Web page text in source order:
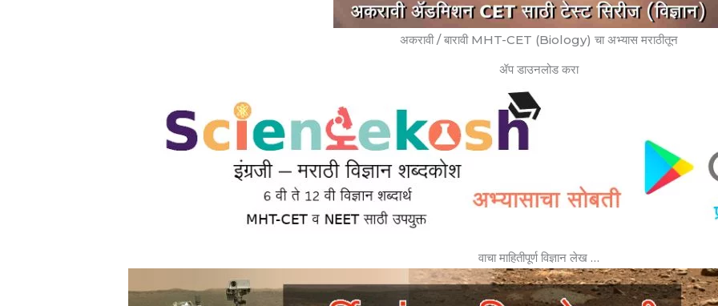
अकरावी / बारावी MHT-CET (Biology) चा अभ्यास मराठीतून
ॲप डाउनलोड करा
वाचा माहितीपूर्ण विज्ञान लेख …